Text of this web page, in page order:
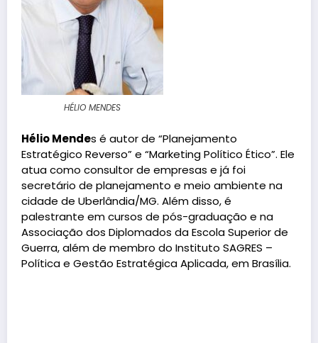
HÉLIO MENDES
Hélio Mendes é autor de “Planejamento
Estratégico Reverso” e “Marketing Político Ético”. Ele
atua como consultor de empresas e já foi
secretário de planejamento e meio ambiente na
cidade de Uberlândia/MG. Além disso, é
palestrante em cursos de pós-graduação e na
Associação dos Diplomados da Escola Superior de
Guerra, além de membro do Instituto SAGRES –
Política e Gestão Estratégica Aplicada, em Brasília.